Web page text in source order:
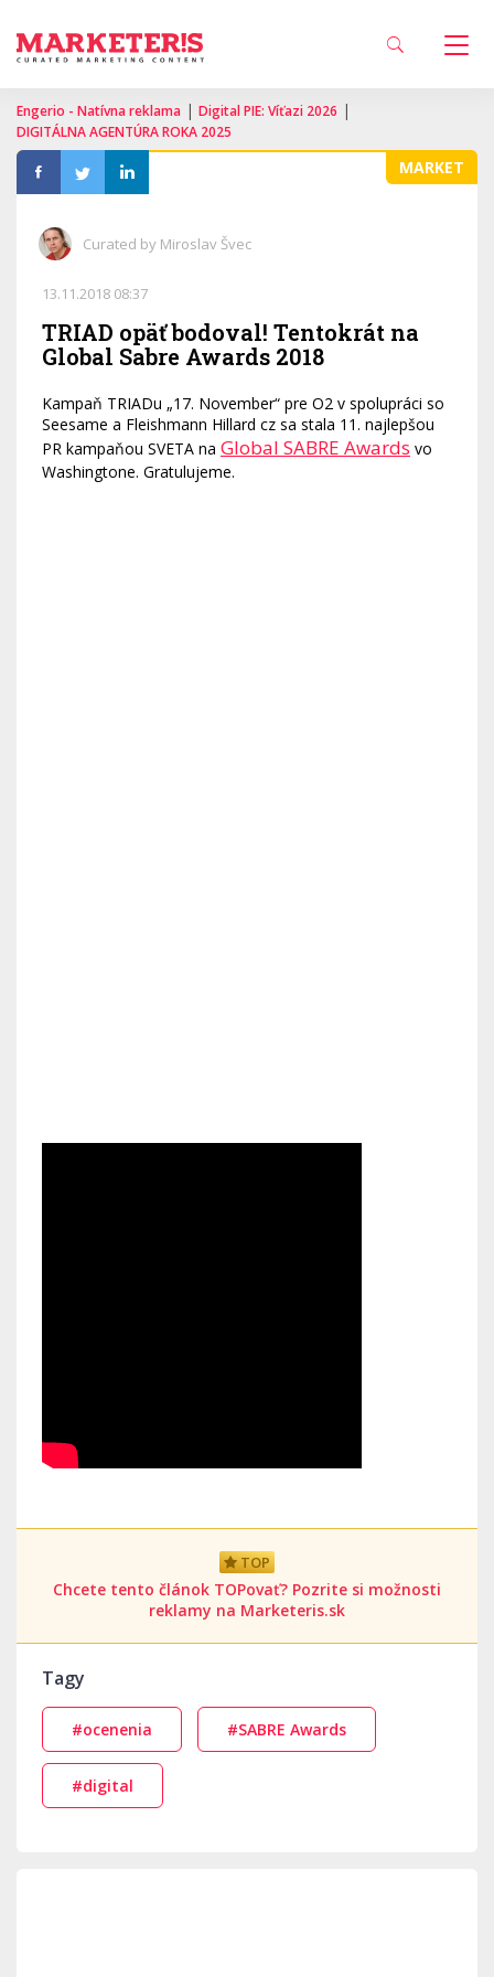
Engerio - Natívna reklama | Digital PIE: Víťazi 2026 |
DIGITÁLNA AGENTÚRA ROKA 2025
MARKET
Curated by Miroslav Švec
13.11.2018 08:37
TRIAD opäť bodoval! Tentokrát na
Global Sabre Awards 2018
Kampaň TRIADu „17. November“ pre O2 v spolupráci so
Seesame a Fleishmann Hillard cz sa stala 11. najlepšou
PR kampaňou SVETA na Global SABRE Awards vo
Washingtone. Gratulujeme.
TOP
Chcete tento článok TOPovať? Pozrite si možnosti
reklamy na Marketeris.sk
Tagy
#ocenenia #SABRE Awards
#digital